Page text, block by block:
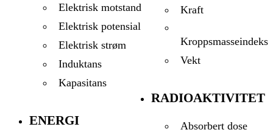
Elektrisk motstand
Elektrisk potensial
Elektrisk strøm
Induktans
Kapasitans
ENERGI
Kraft
Kroppsmasseindeks
Vekt
RADIOAKTIVITET
Absorbert dose